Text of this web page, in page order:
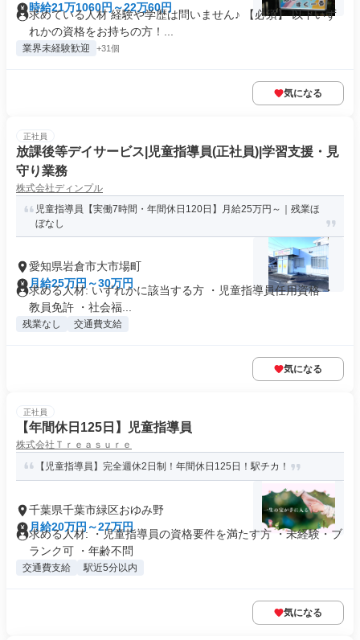
時給21万1060円～22万60円
求めている人材 経験や学歴は問いません♪ 【必須】 以下いず
れかの資格をお持ちの方！...
業界未経験歓迎 +31個
気になる
正社員
放課後等デイサービス|児童指導員(正社員)|学習支援・見
守り業務
株式会社ディンプル
児童指導員【実働7時間・年間休日120日】月給25万円～｜残業ほ
ぼなし
愛知県岩倉市大市場町
月給25万円～30万円
求める人材: いずれかに該当する方 ・児童指導員任用資格 ・
教員免許 ・社会福...
残業なし 交通費支給
気になる
正社員
【年間休日125日】児童指導員
株式会社Ｔｒｅａｓｕｒｅ
【児童指導員】完全週休2日制！年間休日125日！駅チカ！
千葉県千葉市緑区おゆみ野
月給20万円～27万円
求める人材: ・児童指導員の資格要件を満たす方 ・未経験・ブ
ランク可 ・年齢不問
交通費支給 駅近5分以内
気になる